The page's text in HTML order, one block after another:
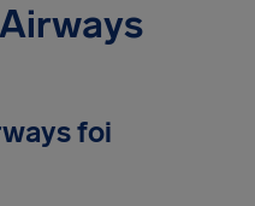
foi